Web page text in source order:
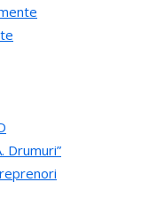
Drumuri”